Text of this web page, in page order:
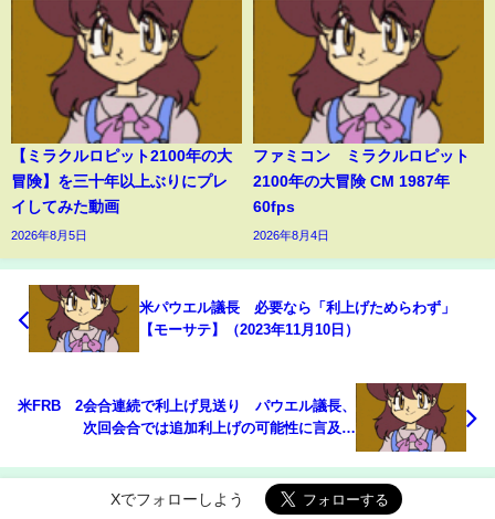
【ミラクルロピット2100年の大
冒険】を三十年以上ぶりにプレ
イしてみた動画
2026年8月5日
ファミコン ミラクルロピット
2100年の大冒険 CM 1987年
60fps
2026年8月4日
米パウエル議長 必要なら「利上げためらわず」
【モーサテ】（2023年11月10日）
米FRB 2会合連続で利上げ見送り パウエル議長、
次回会合では追加利上げの可能性に言及｜
Xでフォローしよう